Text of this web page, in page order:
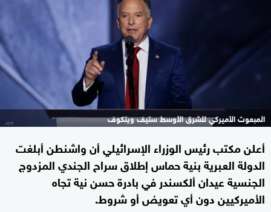
المبعوث الأميركي للشرق الأوسط ستيف ويتكوف
أعلن مكتب رئيس الوزراء الإسرائيلي أن واشنطن أبلغت
الدولة العبرية بنية حماس إطلاق سراح الجندي المزدوج
الجنسية عيدان ألكسندر في بادرة حسن نية تجاه
الأميركيين دون أي تعويض أو شروط.